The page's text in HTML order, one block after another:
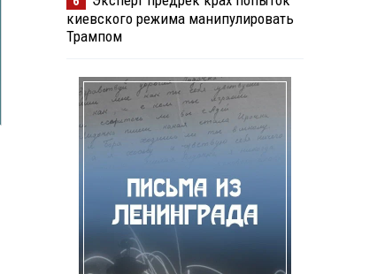
киевского режима манипулировать
Трампом